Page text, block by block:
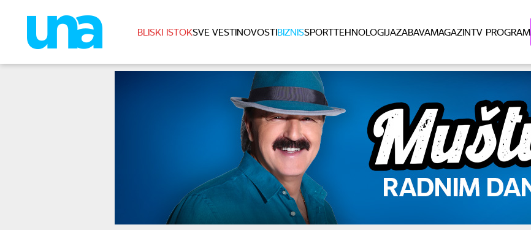
BLISKI ISTOKSVE VESTINOVOSTIBIZNISSPORTTEHNOLOGIJAZABAVAMAGAZINTV PROGRAM